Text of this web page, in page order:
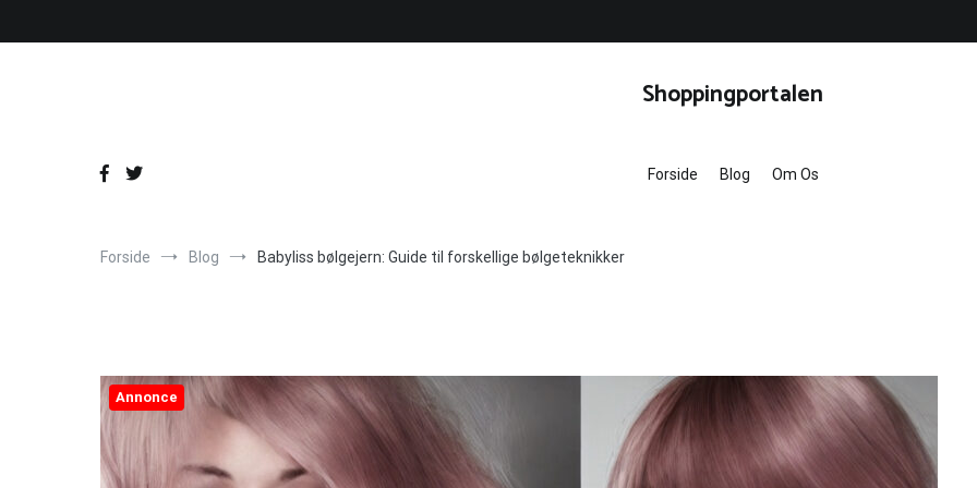
Shoppingportalen
Forside Blog Om Os
Forside Blog Babyliss bølgejern: Guide til forskellige bølgeteknikker
Annonce